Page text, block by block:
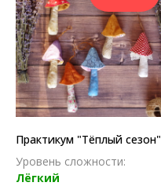
Практикум "Тёплый сезон"
Уровень сложности:
Лёгкий